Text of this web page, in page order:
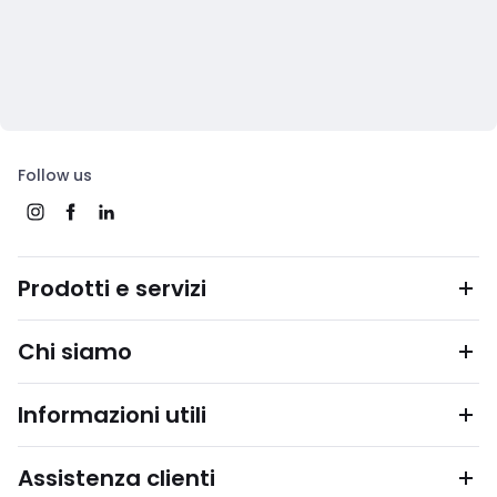
Follow us
Prodotti e servizi
Chi siamo
Informazioni utili
Assistenza clienti